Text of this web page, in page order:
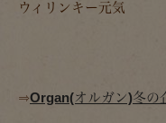
ウィリンキー元気
⇒Organ(オルガン)冬の